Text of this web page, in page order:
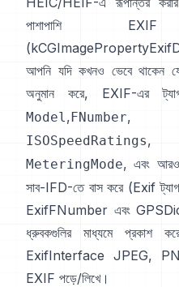
পাশাপাশি
(
আপনি যদি কখনও ভেবে থাকেন যে
অনুমান করে, EXIF-এর
Model,FNumber
ISOSpeedRatings
MeteringMode, এবং আরও
সাব-IFD-তে বাস করে (Exif ট্যাগ
ExifFNumber এবং
ধ্রুবকগুলির মাধ্যমে প্রকাশ
ExifInterface
JPEG,
EXIF পড়ে/লিখে।